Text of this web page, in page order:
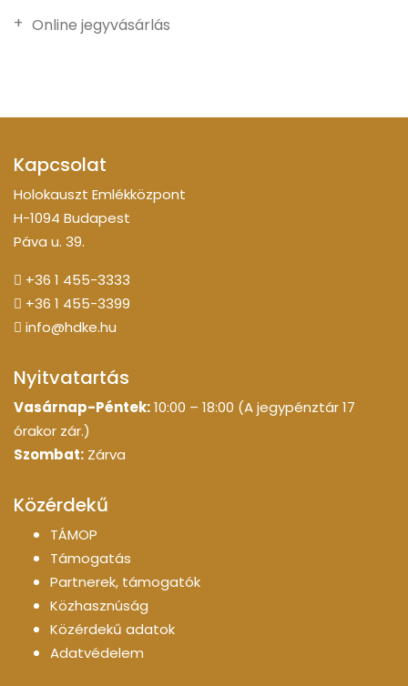
Online jegyvásárlás
Kapcsolat
Holokauszt Emlékközpont
H-1094 Budapest
Páva u. 39.
+36 1 455-3333
+36 1 455-3399
info@hdke.hu
Nyitvatartás
Vasárnap-Péntek:10:00 – 18:00 (A jegypénztár 17
órakor zár.)
Szombat: Zárva
Közérdekű
TÁMOP
Támogatás
Partnerek, támogatók
Közhasznúság
Közérdekű adatok
Adatvédelem